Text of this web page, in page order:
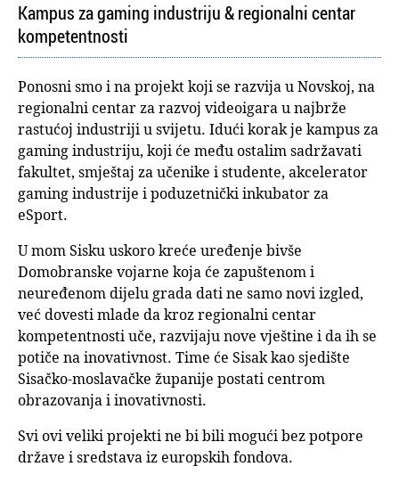
Kampus za gaming industriju & regionalni centar
kompetentnosti
Ponosni smo i na projekt koji se razvija u Novskoj, na
regionalni centar za razvoj videoigara u najbrže
rastućoj industriji u svijetu. Idući korak je kampus za
gaming industriju, koji će među ostalim sadržavati
fakultet, smještaj za učenike i studente, akcelerator
gaming industrije i poduzetnički inkubator za
eSport.
U mom Sisku uskoro kreće uređenje bivše
Domobranske vojarne koja će zapuštenom i
neuređenom dijelu grada dati ne samo novi izgled,
već dovesti mlade da kroz regionalni centar
kompetentnosti uče, razvijaju nove vještine i da ih se
potiče na inovativnost. Time će Sisak kao sjedište
Sisačko-moslavačke županije postati centrom
obrazovanja i inovativnosti.
Svi ovi veliki projekti ne bi bili mogući bez potpore
države i sredstava iz europskih fondova.